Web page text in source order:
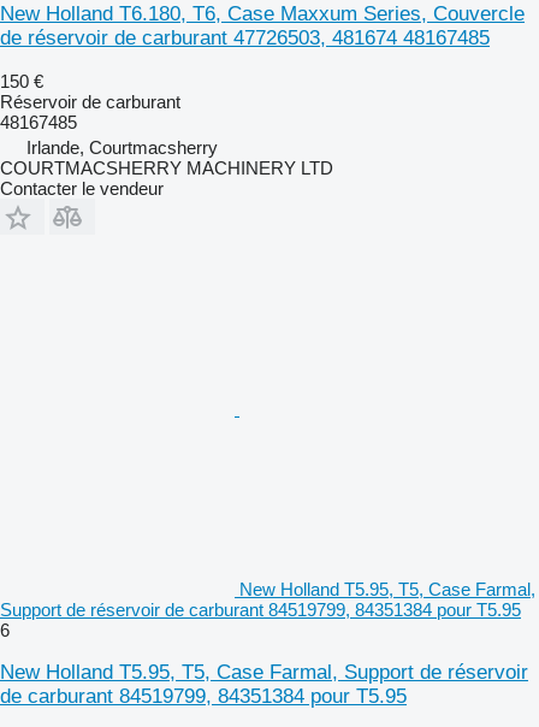
New Holland T6.180, T6, Case Maxxum Series, Couvercle
de réservoir de carburant 47726503, 481674 48167485
150 €
Réservoir de carburant
48167485
Irlande, Courtmacsherry
COURTMACSHERRY MACHINERY LTD
Contacter le vendeur
New Holland T5.95, T5, Case Farmal,
Support de réservoir de carburant 84519799, 84351384 pour T5.95
6
New Holland T5.95, T5, Case Farmal, Support de réservoir
de carburant 84519799, 84351384 pour T5.95